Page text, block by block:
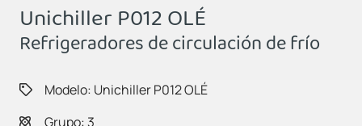
Unichiller P012 OLÉ
Refrigeradores de circulación de frío
Modelo: Unichiller P012 OLÉ
Grupo: 3